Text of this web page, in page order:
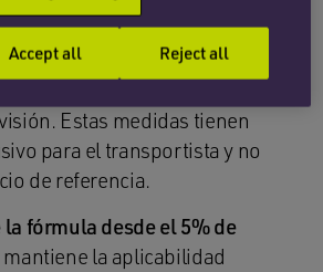
(como las
de 20 céntimos por litro u otras
Estas medidas tienen
para el transportista y no
de referencia.
fórmula desde el 5% de
mantiene la aplicabilidad
Reject all
Accept all